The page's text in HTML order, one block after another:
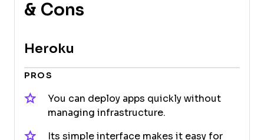
& Cons
Heroku
PROS
You can deploy apps quickly without
managing infrastructure.
Its simple interface makes it easy for